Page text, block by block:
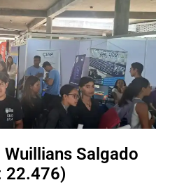
Wuillians Salgado
22.476)